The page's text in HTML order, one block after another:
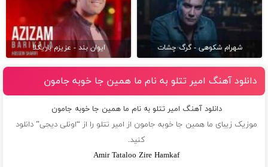
شهرام شکوهی - گرگ چشات ایوان بند - عزیزم باریکلا
دانلود آهنگ امیر تتلو به نام ما همين جا خوبه جامون
دانلود آهنگ امیر تتلو به نام ما همين جا خوبه جامون
موزیک زیبای ما همين جا خوبه جامون از امیر تتلو را از “اونلی دیجی” دانلود
کنید.
Amir Tataloo Zire Hamkaf